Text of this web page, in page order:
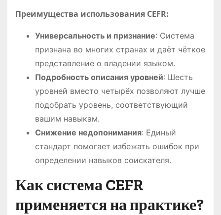
Преимущества использования CEFR:
Универсальность и признание: Система
признана во многих странах и даёт чёткое
представление о владении языком.
Подробность описания уровней: Шесть
уровней вместо четырёх позволяют лучше
подобрать уровень, соответствующий
вашим навыкам.
Снижение недопонимания: Единый
стандарт помогает избежать ошибок при
определении навыков соискателя.
Как система CEFR
применяется на практике?